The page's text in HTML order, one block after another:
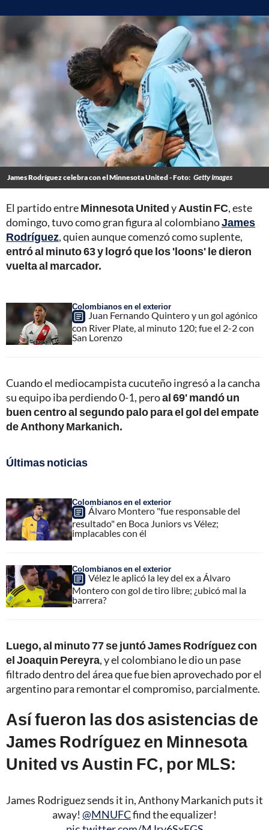
James Rodríguez celebra con el Minnesota United - Foto: Getty Images
El partido entreMinnesota UnitedyAustin FC, este
domingo, tuvo como gran figura al colombianoJames
Rodríguez, quien aunque comenzó como suplente,
entró al minuto 63 y logró que los 'loons' le dieron
vuelta al marcador.
Colombianos en el exterior
Juan Fernando Quintero y un gol agónico
con River Plate, al minuto 120; fue el 2-2 con
San Lorenzo
Cuando el mediocampista cucuteño ingresó a la cancha
su equipo iba perdiendo 0-1, peroal 69' mandó un
buen centro al segundo palo para el gol del empate
de Anthony Markanich.
Últimas noticias
Colombianos en el exterior
Álvaro Montero "fue responsable del
resultado" en Boca Juniors vs Vélez;
implacables con él
Colombianos en el exterior
Vélez le aplicó la ley del ex a Álvaro
Montero con gol de tiro libre; ¿ubicó mal la
barrera?
Luego, al minuto 77 se juntó James Rodríguez con
el Joaquin Pereyra, y el colombiano le dio un pase
filtrado dentro del área que fue bien aprovechado por el
argentino para remontar el compromiso, parcialmente.
Así fueron las dos asistencias de
James Rodríguez en Minnesota
United vs Austin FC, por MLS:
James Rodriguez sends it in, Anthony Markanich puts it
away! @MNUFCfind the equalizer!